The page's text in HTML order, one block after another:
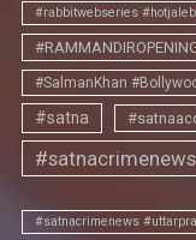
#rabbitwebseries
#SalmanKhan
#satna
#satnacrimenews